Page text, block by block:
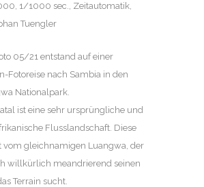
1/1000 sec., Zeitautomatik,
Tuengler
05/21 entstand auf einer
Fotoreise nach Sambia in den
Nationalpark.
ist eine sehr ursprüngliche und
Flusslandschaft. Diese
vom gleichnamigen Luangwa, der
willkürlich meandrierend seinen
Terrain sucht.